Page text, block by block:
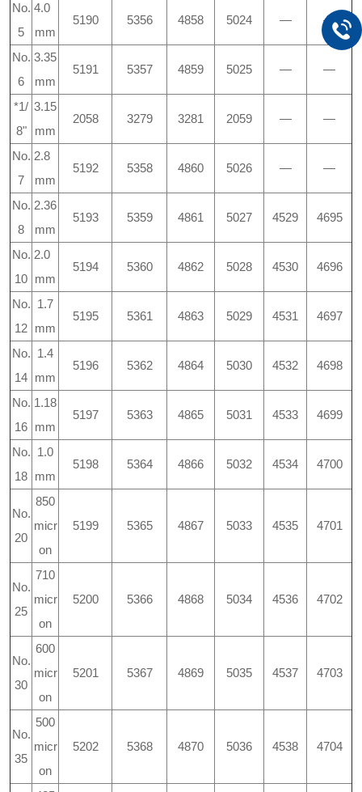
No.
5
4.0
mm
5190 5356 4858 5024 — —
No.
6
3.35
mm
5191 5357 4859 5025 — —
*1/
8"
3.15
mm
2058 3279 3281 2059 — —
No.
7
2.8
mm
5192 5358 4860 5026 — —
No.
8
2.36
mm
5193 5359 4861 5027 4529 4695
No.
10
2.0
mm
5194 5360 4862 5028 4530 4696
No.
12
1.7
mm
5195 5361 4863 5029 4531 4697
No.
14
1.4
mm
5196 5362 4864 5030 4532 4698
No.
16
1.18
mm
5197 5363 4865 5031 4533 4699
No.
18
1.0
mm
5198 5364 4866 5032 4534 4700
No.
20
850
micr
on
5199 5365 4867 5033 4535 4701
No.
25
710
micr
on
5200 5366 4868 5034 4536 4702
No.
30
600
micr
on
5201 5367 4869 5035 4537 4703
No.
35
500
micr
on
5202 5368 4870 5036 4538 4704